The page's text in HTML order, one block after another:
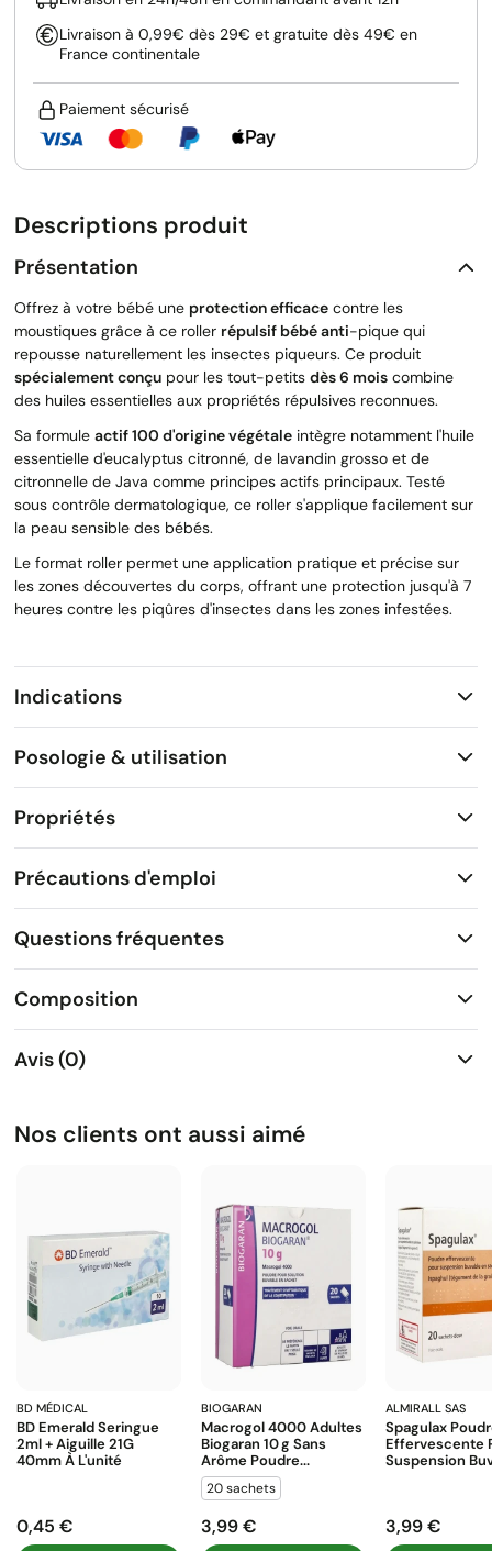
Livraison à 0,99€ dès 29€ et gratuite dès 49€ en
France continentale
Paiement sécurisé
Descriptions produit
Présentation
Offrez à votre bébé une protection efficace contre les
moustiques grâce à ce roller répulsif bébé anti-pique qui
repousse naturellement les insectes piqueurs. Ce produit
spécialement conçu pour les tout-petits dès 6 mois combine
des huiles essentielles aux propriétés répulsives reconnues.
Sa formule actif 100 d'origine végétale intègre notamment l'huile
essentielle d'eucalyptus citronné, de lavandin grosso et de
citronnelle de Java comme principes actifs principaux. Testé
sous contrôle dermatologique, ce roller s'applique facilement sur
la peau sensible des bébés.
Le format roller permet une application pratique et précise sur
les zones découvertes du corps, offrant une protection jusqu'à 7
heures contre les piqûres d'insectes dans les zones infestées.
Indications
Posologie & utilisation
Propriétés
Précautions d'emploi
Questions fréquentes
Composition
Avis (0)
Nos clients ont aussi aimé
BD MÉDICAL
BD Emerald Seringue
2ml + Aiguille 21G
40mm À L'unité
Prix
0,45 €
BIOGARAN
Macrogol 4000 Adultes
Biogaran 10 G Sans
Arôme Poudre...
20 sachets
Prix
3,99 €
ALMIRALL SAS
Spagulax
Effervescente
Suspension
Prix
3,99 €